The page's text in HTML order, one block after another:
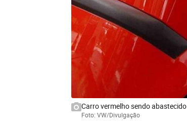
Carro vermelho sendo abastecido
Foto: VW/Divulgação